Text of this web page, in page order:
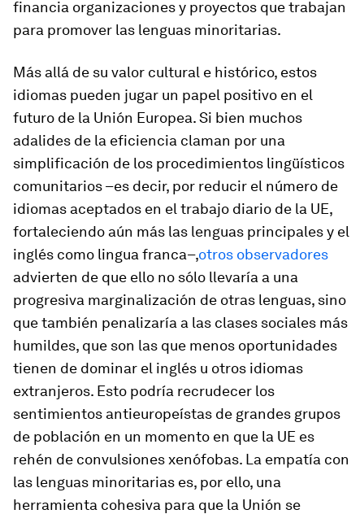
financia organizaciones y proyectos que trabajan
para promover las lenguas minoritarias.
Más allá de su valor cultural e histórico, estos
idiomas pueden jugar un papel positivo en el
futuro de la Unión Europea. Si bien muchos
adalides de la eficiencia claman por una
simplificación de los procedimientos lingüísticos
comunitarios –es decir, por reducir el número de
idiomas aceptados en el trabajo diario de la UE,
fortaleciendo aún más las lenguas principales y el
inglés como lingua franca–,otros observadores
advierten de que ello no sólo llevaría a una
progresiva marginalización de otras lenguas, sino
que también penalizaría a las clases sociales más
humildes, que son las que menos oportunidades
tienen de dominar el inglés u otros idiomas
extranjeros. Esto podría recrudecer los
sentimientos antieuropeístas de grandes grupos
de población en un momento en que la UE es
rehén de convulsiones xenófobas. La empatía con
las lenguas minoritarias es, por ello, una
herramienta cohesiva para que la Unión se